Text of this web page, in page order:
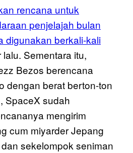
rencana untuk
penjelajah bulan
digunakan berkali-kali
lalu. Sementara itu,
Bezos berencana
dengan berat berton-ton
SpaceX sudah
mengirim
cum miyarder Jepang
dan sekelompok seniman